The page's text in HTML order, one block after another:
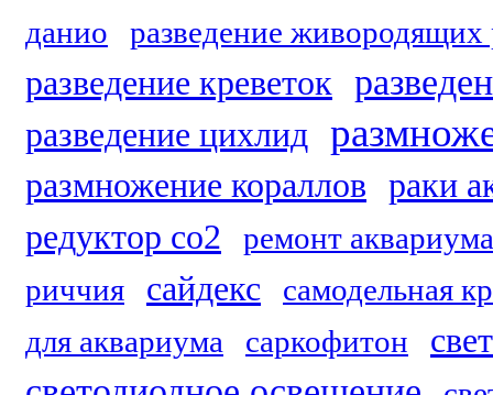
данио
разведение
разведение креветок
разведение цихлид
размножение кораллов раки
редуктор co2
ремонт аквариума
риччия
сайдекс
самодельная
для аквариума
саркофитон